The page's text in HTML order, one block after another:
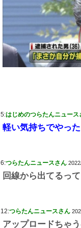
5:はじめのつらたんニュース
軽い気持ちでやっ
6:つらたんニュースさん
回線から出てるっ
12:つらたんニュースさん
アップロードちゃ